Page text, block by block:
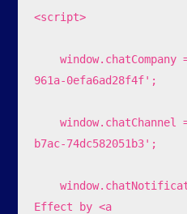
<script>
    window.chatCompany = '92c41dba-9b78-11ef-
961a-0efa6ad28f4f';
    window.chatChannel = '1fe25f56-a497-4973-
b7ac-74dc582051b3';
    window.chatNotificationSound = 'Sound
Effect by <a